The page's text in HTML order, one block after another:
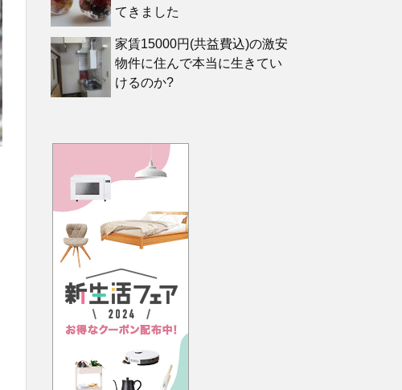
てきました
家賃15000円(共益費込)の激安
物件に住んで本当に生きてい
けるのか?